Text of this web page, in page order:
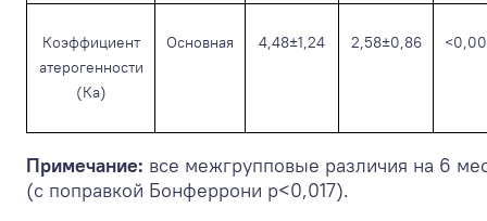
Коэффициент
атерогенности
(Ка)
Основная 4,48±1,24 2,58±0,86
Примечание: все межгрупповые различия на 6
(с поправкой Бонферрони p<0,017).